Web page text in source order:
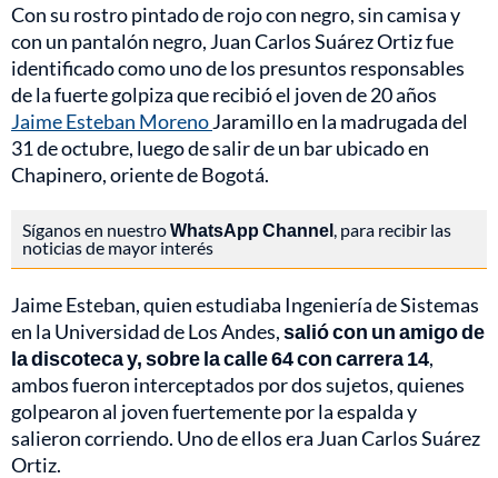
Con su rostro pintado de rojo con negro, sin camisa y
con un pantalón negro, Juan Carlos Suárez Ortiz fue
identificado como uno de los presuntos responsables
de la fuerte golpiza que recibió el joven de 20 años
Jaime Esteban MorenoJaramillo en la madrugada del
31 de octubre, luego de salir de un bar ubicado en
Chapinero, oriente de Bogotá.
Síganos en nuestroWhatsApp Channel , para recibir las
noticias de mayor interés
Jaime Esteban, quien estudiaba Ingeniería de Sistemas
en la Universidad de Los Andes,salió con un amigo de
la discoteca y, sobre la calle 64 con carrera 14,
ambos fueron interceptados por dos sujetos, quienes
golpearon al joven fuertemente por la espalda y
salieron corriendo. Uno de ellos era Juan Carlos Suárez
Ortiz.